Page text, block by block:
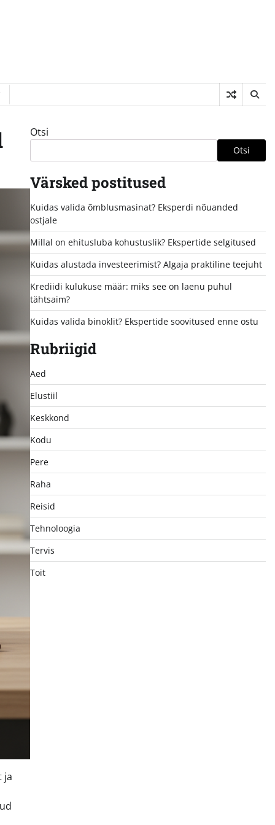
ja
Otsi
Otsi
Värsked postitused
Kuidas valida õmblusmasinat? Eksperdi nõuanded
ostjale
Millal on ehitusluba kohustuslik? Ekspertide selgitused
Kuidas alustada investeerimist? Algaja praktiline teejuht
Krediidi kulukuse määr: miks see on laenu puhul
tähtsaim?
Kuidas valida binoklit? Ekspertide soovitused enne ostu
Rubriigid
Aed
Elustiil
Keskkond
Kodu
Pere
Raha
Reisid
Tehnoloogia
Tervis
Toit